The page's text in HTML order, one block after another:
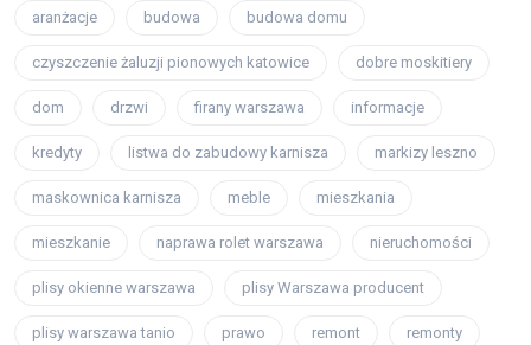
aranżacje budowa budowa domu
czyszczenie żaluzji pionowych katowice dobre moskitiery
dom drzwi firany warszawa informacje
kredyty listwa do zabudowy karnisza markizy leszno
maskownica karnisza meble mieszkania
mieszkanie naprawa rolet warszawa nieruchomości
plisy okienne warszawa plisy Warszawa producent
plisy warszawa tanio prawo remont remonty